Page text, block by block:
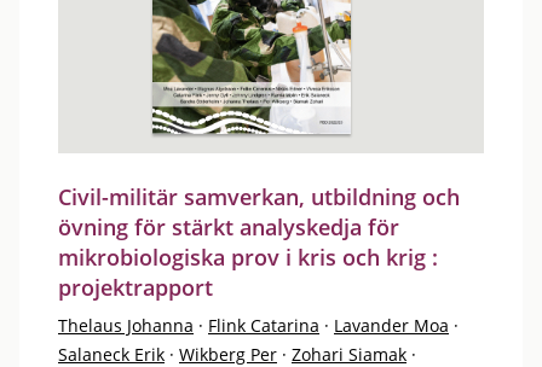
Civil-militär samverkan, utbildning och
övning för stärkt analyskedja för
mikrobiologiska prov i kris och krig :
projektrapport
Thelaus Johanna · Flink Catarina · Lavander Moa ·
Salaneck Erik · Wikberg Per · Zohari Siamak ·